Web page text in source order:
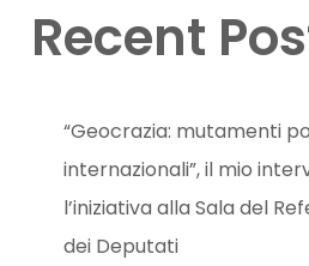
Recent
“Geocrazia: mutamenti
internazionali”, il mio
l’iniziativa alla Sala del
dei Deputati